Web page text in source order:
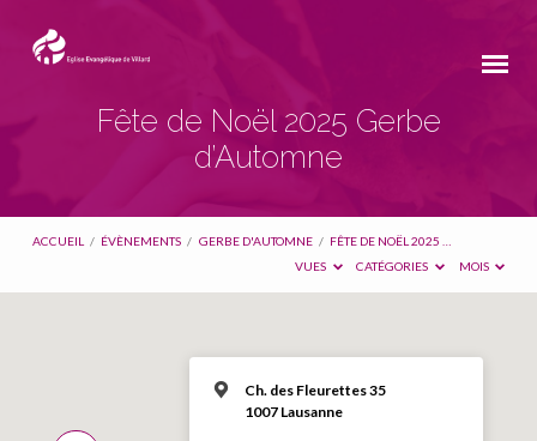
Fête de Noël 2025 Gerbe
d’Automne
ACCUEIL / ÉVÈNEMENTS / GERBE D'AUTOMNE / FÊTE DE NOËL 2025 …
VUES
CATÉGORIES MOIS
Ch. des Fleurettes 35
1007 Lausanne